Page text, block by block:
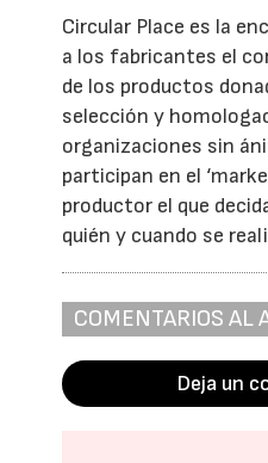
Circular Place es la
a los fabricantes el
de los productos
selección y
organizaciones sin
participan en el
productor el que
quién y cuando se
COMENTARIOS AL
Deja un